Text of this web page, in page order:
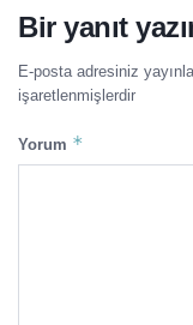
Bir yanıt
E-posta adresiniz
işaretlenmişlerdir
Yorum *